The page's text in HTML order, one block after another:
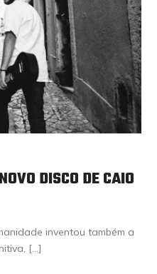
DISCO DE CAIO
inventou também a
[…]